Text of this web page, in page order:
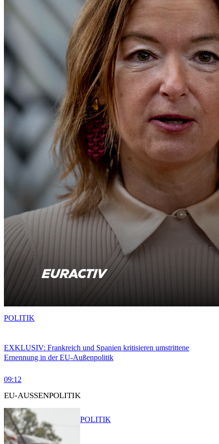
EXKLUSIV: Frankreich und Spanien kritisieren umstrittene
Ernennung in der EU-Außenpolitik
09:12
POLITIK
EU-AUSSENPOLITIK
POLITIK